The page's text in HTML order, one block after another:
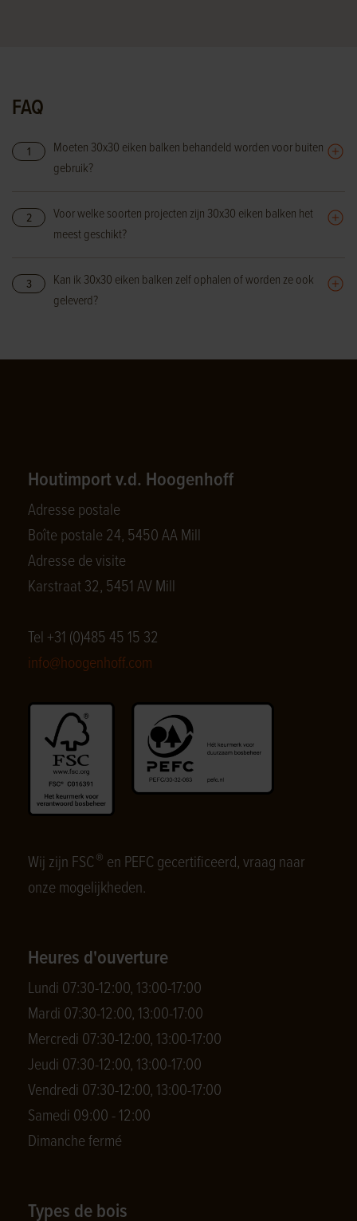
FAQ
1
Moeten 30x30 eiken balken behandeld worden voor buiten
gebruik?
2
Voor welke soorten projecten zijn 30x30 eiken balken het
meest geschikt?
3
Kan ik 30x30 eiken balken zelf ophalen of worden ze ook
geleverd?
Houtimport v.d. Hoogenhoff
Adresse postale
Boîte postale 24, 5450 AA Mill
Adresse de visite
Karstraat 32, 5451 AV Mill
Tel +31 (0)485 45 15 32
info@hoogenhoff.com
Wij zijn FSC® en PEFC gecertificeerd, vraag naar
onze mogelijkheden.
Heures d'ouverture
Lundi 07:30-12:00, 13:00-17:00
Mardi 07:30-12:00, 13:00-17:00
Mercredi 07:30-12:00, 13:00-17:00
Jeudi 07:30-12:00, 13:00-17:00
Vendredi 07:30-12:00, 13:00-17:00
Samedi 09:00 - 12:00
Dimanche fermé
Types de bois